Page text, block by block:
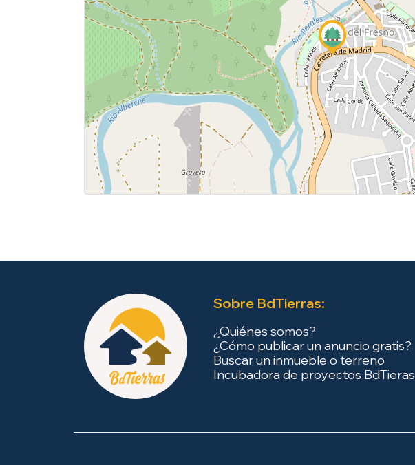
Sobre BdTierras:
¿Quiénes somos?
¿Cómo publicar un anuncio gratis?
Buscar un inmueble o terreno
Incubadora de proyectos BdTieras